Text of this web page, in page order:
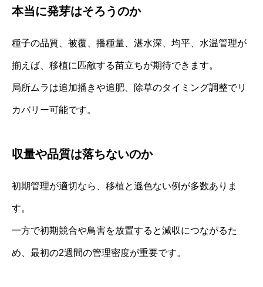
本当に発芽はそろうのか
種子の品質、被覆、播種量、湛水深、均平、水温管理が
揃えば、移植に匹敵する苗立ちが期待できます。
局所ムラは追加播きや追肥、除草のタイミング調整でリ
カバリー可能です。
収量や品質は落ちないのか
初期管理が適切なら、移植と遜色ない例が多数ありま
す。
一方で初期競合や鳥害を放置すると減収につながるた
め、最初の2週間の管理密度が重要です。